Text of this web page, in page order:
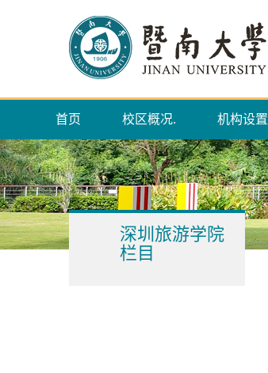
首页 校区概况. 机构设置
深圳旅游学院
栏目